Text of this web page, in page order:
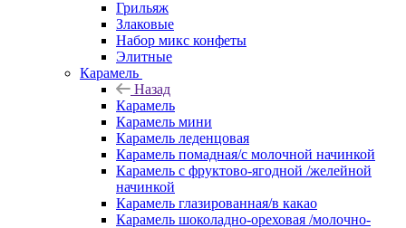
Грильяж
Злаковые
Набор микс конфеты
Элитные
Карамель
Назад
Карамель
Карамель мини
Карамель леденцовая
Карамель помадная/с молочной начинкой
Карамель с фруктово-ягодной /желейной
начинкой
Карамель глазированная/в какао
Карамель шоколадно-ореховая /молочно-